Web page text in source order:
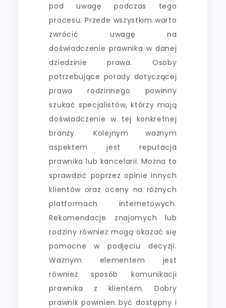
pod uwagę podczas tego
procesu. Przede wszystkim warto
zwrócić uwagę na
doświadczenie prawnika w danej
dziedzinie prawa. Osoby
potrzebujące porady dotyczącej
prawa rodzinnego powinny
szukać specjalistów, którzy mają
doświadczenie w tej konkretnej
branży. Kolejnym ważnym
aspektem jest reputacja
prawnika lub kancelarii. Można to
sprawdzić poprzez opinie innych
klientów oraz oceny na różnych
platformach internetowych.
Rekomendacje znajomych lub
rodziny również mogą okazać się
pomocne w podjęciu decyzji.
Ważnym elementem jest
również sposób komunikacji
prawnika z klientem. Dobry
prawnik powinien być dostępny i